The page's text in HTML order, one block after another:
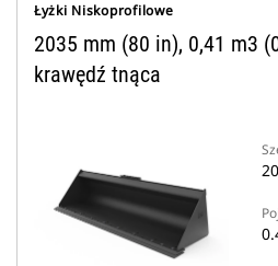
Łyżki Niskoprofilowe
2035 mm (80 in), 0,41 m3
krawędź tnąca